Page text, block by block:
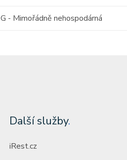
G - Mimořádně nehospodárná
Další služby.
iRest.cz